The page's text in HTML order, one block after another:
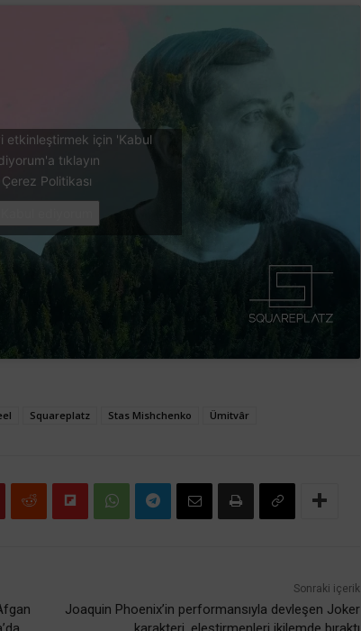
etkinleştirmek için 'Kabul
tıklayın
Çerez Politikası
Squareplatz Stas Mishchenko Ümitvâr
Sonraki içerik
Joaquin Phoenix’in performansıyla devleşen Joker